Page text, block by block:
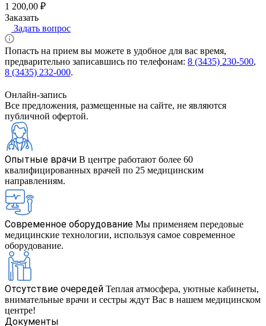
1 200,00 ₽
Заказать
Задать вопрос
Попасть на прием вы можете в удобное для вас время,
предварительно записавшись по телефонам: 8 (3435) 230-500,
8 (3435) 232-000.
Онлайн-запись
Все предложения, размещенные на сайте, не являются
публичной офертой.
Опытные врачи В центре работают более 60
квалифицированных врачей по 25 медицинским
направлениям.
Современное оборудование Мы применяем передовые
медицинские технологии, используя самое современное
оборудование.
Отсутствие очередей Теплая атмосфера, уютные кабинеты,
внимательные врачи и сестры ждут Вас в нашем медицинском
центре!
Документы